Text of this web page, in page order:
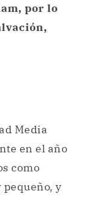
por lo
Media
en el año
como
pequeño, y